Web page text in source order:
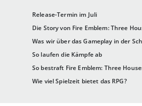
Release-Termin im Juli
Die Story von Fire Emblem: Three
Was wir über das Gameplay in der
So laufen die Kämpfe ab
So bestraft Fire Emblem: Three
Wie viel Spielzeit bietet das RPG?